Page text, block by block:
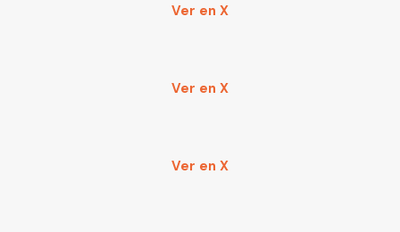
Ver en X
Ver en X
Ver en X